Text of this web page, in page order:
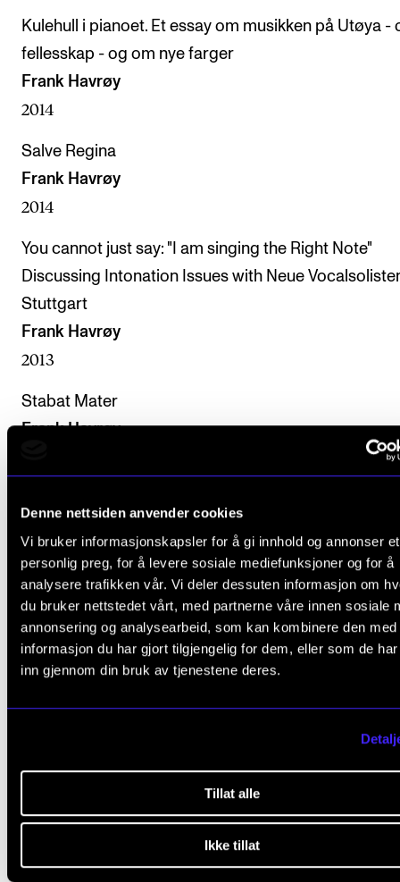
Denne nettsiden anvender cookies
Vi bruker informasjonskapsler for å gi innhold og annonser et
personlig preg, for å levere sosiale mediefunksjoner og for å
analysere trafikken vår. Vi deler dessuten informasjon om
du bruker nettstedet vårt, med partnerne våre innen sosiale
annonsering og analysearbeid, som kan kombinere den med
informasjon du har gjort tilgjengelig for dem, eller som de
inn gjennom din bruk av tjenestene deres.
Tillat alle
Ikke tillat
Kulehull i pianoet. Et essay om musikken på Utøya -
fellesskap - og om nye farger
Frank Havrøy
2014
Salve Regina
Frank Havrøy
2014
You cannot just say: "I am singing the Right Note"
Discussing Intonation Issues with Neue
Stuttgart
Frank Havrøy
2013
Stabat Mater
Frank Havrøy
O Magnum Mysterium
Frank Havrøy
2007
Prosjekter Frank Havrøy er
del av